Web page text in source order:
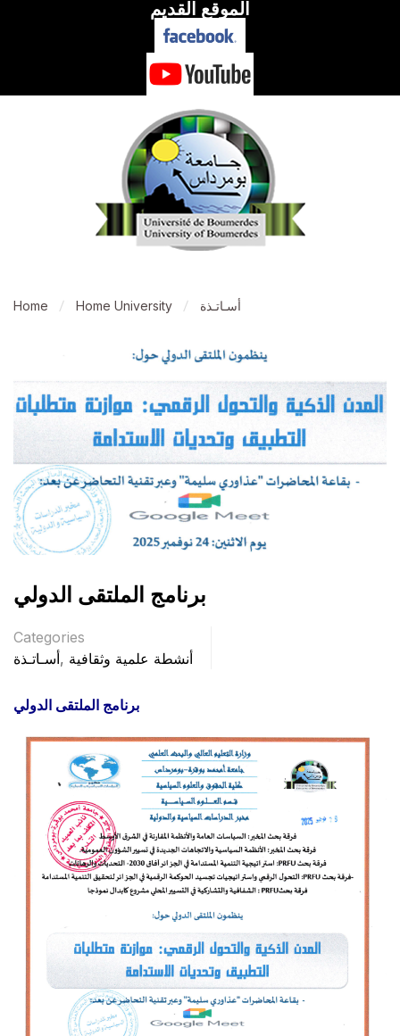
الموقع القديم
Home Home University أسـاتـذة
برنامج الملتقى الدولي
Categories
أسـاتـذة, أنشطة علمية وثقافية